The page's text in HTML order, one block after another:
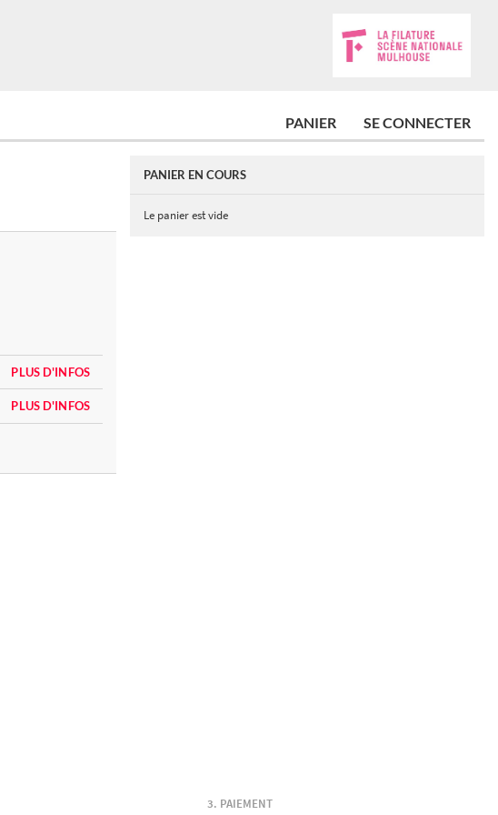
PANIER SE CONNECTER
PLUS D'INFOS
PLUS D'INFOS
PANIER EN COURS
Le panier est vide
PAIEMENT